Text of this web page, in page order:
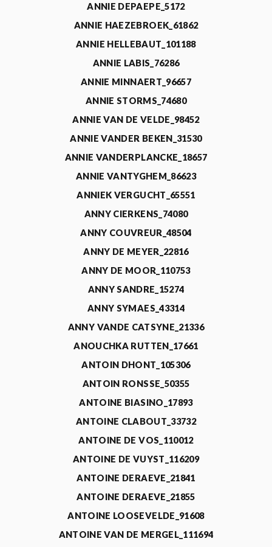
ANNIE DEPAEPE_5172
ANNIE HAEZEBROEK_61862
ANNIE HELLEBAUT_101188
ANNIE LABIS_76286
ANNIE MINNAERT_96657
ANNIE STORMS_74680
ANNIE VAN DE VELDE_98452
ANNIE VANDER BEKEN_31530
ANNIE VANDERPLANCKE_18657
ANNIE VANTYGHEM_86623
ANNIEK VERGUCHT_65551
ANNY CIERKENS_74080
ANNY COUVREUR_48504
ANNY DE MEYER_22816
ANNY DE MOOR_110753
ANNY SANDRE_15274
ANNY SYMAES_43314
ANNY VANDE CATSYNE_21336
ANOUCHKA RUTTEN_17661
ANTOIN DHONT_105306
ANTOIN RONSSE_50355
ANTOINE BIASINO_17893
ANTOINE CLABOUT_33732
ANTOINE DE VOS_110012
ANTOINE DE VUYST_116209
ANTOINE DERAEVE_21841
ANTOINE DERAEVE_21855
ANTOINE LOOSEVELDE_91608
ANTOINE VAN DE MERGEL_111694